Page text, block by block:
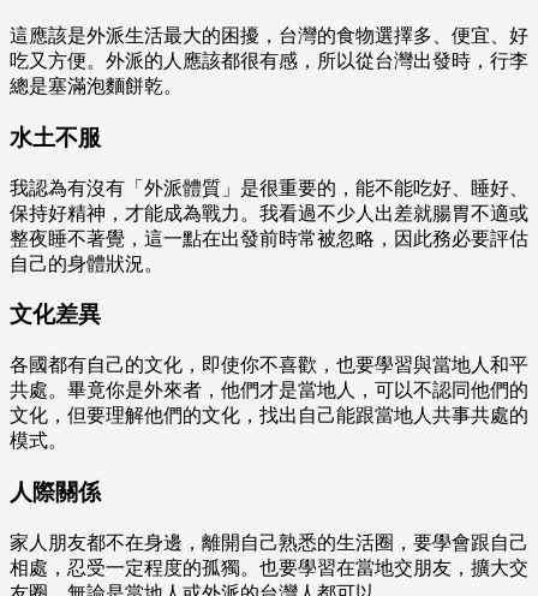
這應該是外派生活最大的困擾，台灣的食物選擇多、便宜、好
吃又方便。外派的人應該都很有感，所以從台灣出發時，行李
總是塞滿泡麵餅乾。
水土不服
我認為有沒有「外派體質」是很重要的，能不能吃好、睡好、
保持好精神，才能成為戰力。我看過不少人出差就腸胃不適或
整夜睡不著覺，這一點在出發前時常被忽略，因此務必要評估
自己的身體狀況。
文化差異
各國都有自己的文化，即使你不喜歡，也要學習與當地人和平
共處。畢竟你是外來者，他們才是當地人，可以不認同他們的
文化，但要理解他們的文化，找出自己能跟當地人共事共處的
模式。
人際關係
家人朋友都不在身邊，離開自己熟悉的生活圈，要學會跟自己
相處，忍受一定程度的孤獨。也要學習在當地交朋友，擴大交